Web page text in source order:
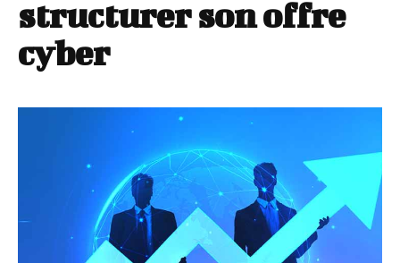
structurer son offre
cyber